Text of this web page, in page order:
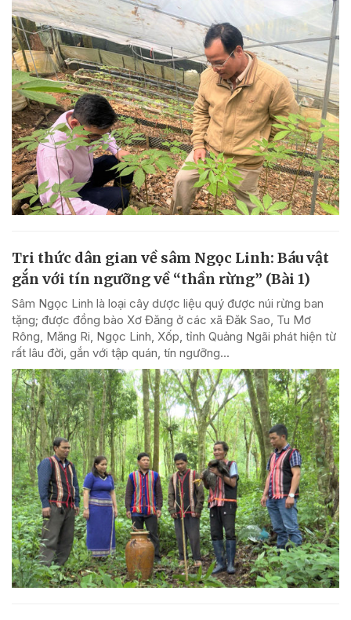
Tri thức dân gian về sâm Ngọc Linh: Báu vật
gắn với tín ngưỡng về “thần rừng” (Bài 1)
Sâm Ngọc Linh là loại cây dược liệu quý được núi rừng ban
tặng; được đồng bào Xơ Đăng ở các xã Đăk Sao, Tu Mơ
Rông, Măng Ri, Ngọc Linh, Xốp, tỉnh Quảng Ngãi phát hiện từ
rất lâu đời, gắn với tập quán, tín ngưỡng...